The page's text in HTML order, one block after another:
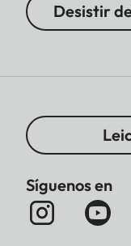
Desistir
Síguenos en